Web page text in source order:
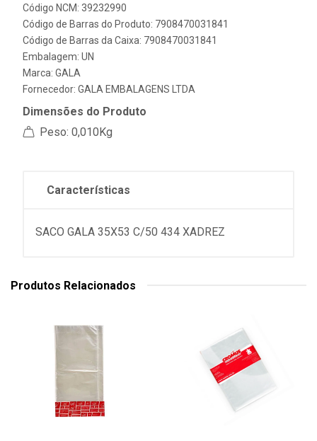
Código NCM: 39232990
Código de Barras do Produto: 7908470031841
Código de Barras da Caixa: 7908470031841
Embalagem: UN
Marca: GALA
Fornecedor: GALA EMBALAGENS LTDA
Dimensões do Produto
Peso: 0,010Kg
Características
SACO GALA 35X53 C/50 434 XADREZ
Produtos Relacionados